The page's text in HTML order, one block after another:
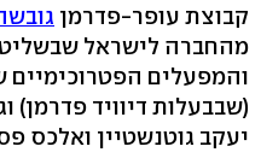
קבוצת עופר-פדרמן
והמפעלים
(שבבעלות דיוויד
יעקב גוטנשטיין ואלכס